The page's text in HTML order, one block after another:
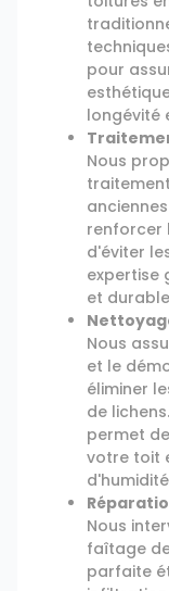
pour
longévité
Nous
renforcer
d'éviter
expertise
et
Nous
et le
éliminer
de
permet
votre toit
Nous
faîtage
parfaite